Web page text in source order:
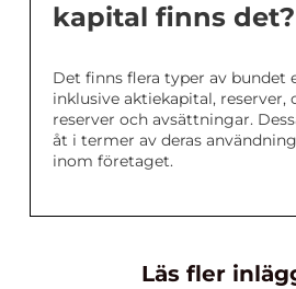
kapital finns det?
Det finns flera typer av bundet
inklusive aktiekapital, reserver,
reserver och avsättningar.
åt i termer av deras
inom företaget.
Läs fler